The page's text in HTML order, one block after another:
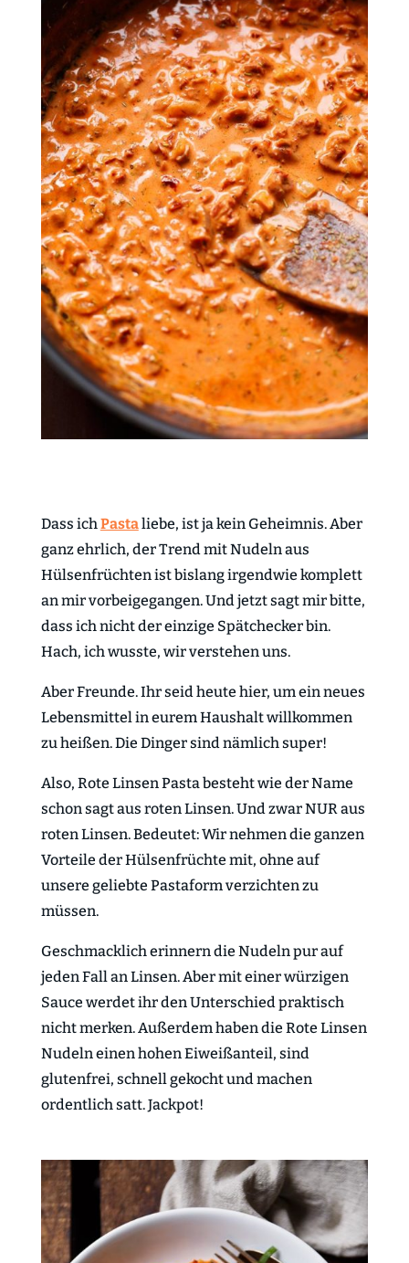
Dass ichPastaliebe, ist ja kein Geheimnis. Aber
ganz ehrlich, der Trend mit Nudeln aus
Hülsenfrüchten ist bislang irgendwie komplett
an mir vorbeigegangen. Und jetzt sagt mir bitte,
dass ich nicht der einzige Spätchecker bin.
Hach, ich wusste, wir verstehen uns.
Aber Freunde. Ihr seid heute hier, um ein neues
Lebensmittel in eurem Haushalt willkommen
zu heißen. Die Dinger sind nämlich super!
Also, Rote Linsen Pasta besteht wie der Name
schon sagt aus roten Linsen. Und zwar NUR aus
roten Linsen. Bedeutet: Wir nehmen die ganzen
Vorteile der Hülsenfrüchte mit, ohne auf
unsere geliebte Pastaform verzichten zu
müssen.
Geschmacklich erinnern die Nudeln pur auf
jeden Fall an Linsen. Aber mit einer würzigen
Sauce werdet ihr den Unterschied praktisch
nicht merken. Außerdem haben die Rote Linsen
Nudeln einen hohen Eiweißanteil, sind
glutenfrei, schnell gekocht und machen
ordentlich satt. Jackpot!